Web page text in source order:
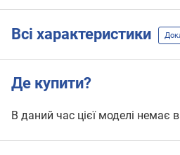
Всі характеристики
Де купити?
В даний час цієї моделі немає